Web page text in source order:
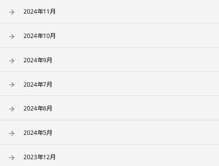
2024年11月
2024年10月
2024年9月
2024年7月
2024年6月
2024年5月
2023年12月